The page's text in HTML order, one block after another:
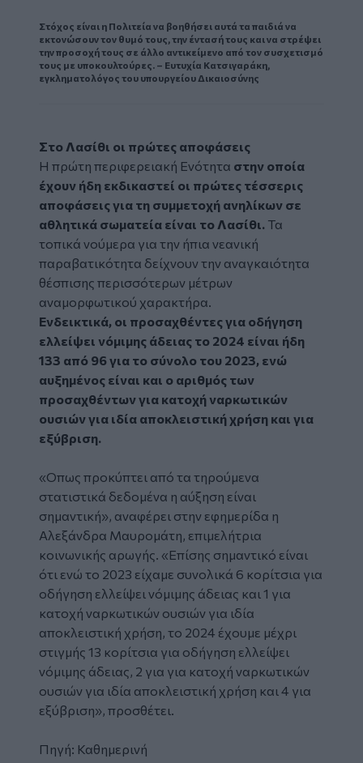
Στόχος είναι η Πολιτεία να βοηθήσει αυτά τα παιδιά να
εκτονώσουν τον θυμό τους, την έντασή τους και να στρέψει
την προσοχή τους σε άλλο αντικείμενο από τον συσχετισμό
τους με υποκουλτούρες. – Ευτυχία Κατσιγαράκη,
εγκληματολόγος του υπουργείου Δικαιοσύνης
Στο Λασίθι οι πρώτες αποφάσεις
Η πρώτη περιφερειακή Ενότητα στην οποία
έχουν ήδη εκδικαστεί οι πρώτες τέσσερις
αποφάσεις για τη συμμετοχή ανηλίκων σε
αθλητικά σωματεία είναι το Λασίθι. Τα
τοπικά νούμερα για την ήπια νεανική
παραβατικότητα δείχνουν την αναγκαιότητα
θέσπισης περισσότερων μέτρων
αναμορφωτικού χαρακτήρα.
Ενδεικτικά, οι προσαχθέντες για οδήγηση
ελλείψει νόμιμης άδειας το 2024 είναι ήδη
133 από 96 για το σύνολο του 2023, ενώ
αυξημένος είναι και ο αριθμός των
προσαχθέντων για κατοχή ναρκωτικών
ουσιών για ιδία αποκλειστική χρήση και για
εξύβριση.
«Οπως προκύπτει από τα τηρούμενα
στατιστικά δεδομένα η αύξηση είναι
σημαντική», αναφέρει στην εφημερίδα η
Αλεξάνδρα Μαυρομάτη, επιμελήτρια
κοινωνικής αρωγής. «Επίσης σημαντικό είναι
ότι ενώ το 2023 είχαμε συνολικά 6 κορίτσια για
οδήγηση ελλείψει νόμιμης άδειας και 1 για
κατοχή ναρκωτικών ουσιών για ιδία
αποκλειστική χρήση, το 2024 έχουμε μέχρι
στιγμής 13 κορίτσια για οδήγηση ελλείψει
νόμιμης άδειας, 2 για για κατοχή ναρκωτικών
ουσιών για ιδία αποκλειστική χρήση και 4 για
εξύβριση», προσθέτει.
Πηγή: Καθημερινή